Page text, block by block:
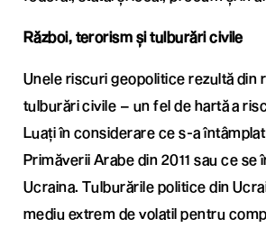
Război, terorism și tulburări civile
Unele riscuri geopolitice rezultă din
tulburări civile – un fel de hartă a
Luați în considerare ce s-a
Primăverii Arabe din 2011 sau ce se
Ucraina. Tulburările politice din
mediu extrem de volatil pentru